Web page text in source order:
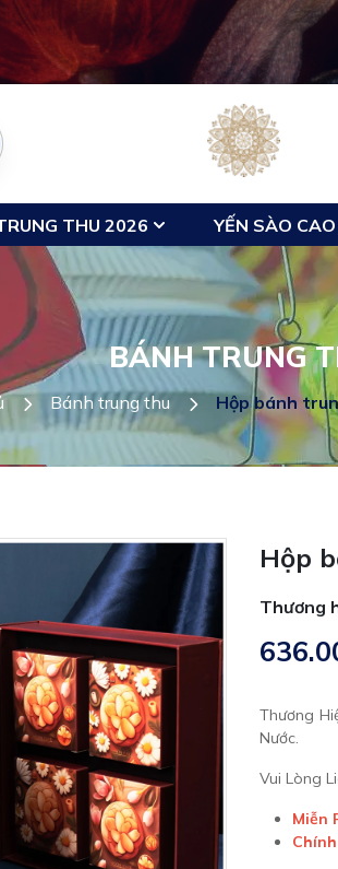
THU 2026 YẾN SÀO
BÁNH TRUNG
Bánh trung thu Hộp bánh
Hộp
Thương
Thương
Nước.
Vui Lòng
Miễn